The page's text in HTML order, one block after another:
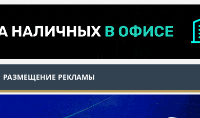
РАЗМЕЩЕНИЕ РЕКЛАМЫ